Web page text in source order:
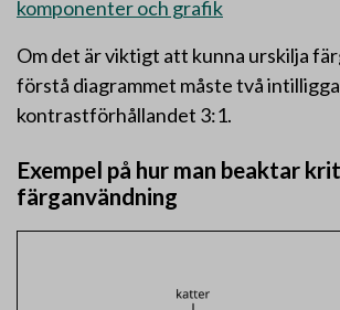
komponenter och grafik
Om det är viktigt att kunna urskilja
förstå diagrammet måste två
kontrastförhållandet 3:1.
Exempel på hur man beaktar
färganvändning